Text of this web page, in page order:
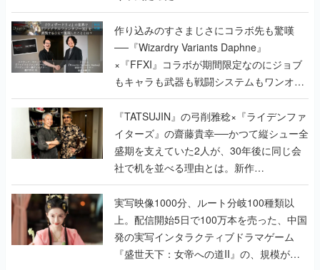
作り込みのすさまじさにコラボ先も驚嘆
──『Wizardry Variants Daphne』
×『FFXI』コラボが期間限定なのにジョブ
もキャラも武器も戦闘システムもワンオフ
で作り込まれた理由を両ディレクターに聞
く
『TATSUJIN』の弓削雅稔×『ライデンファ
イターズ』の齋藤貴幸──かつて縦シュー全
盛期を支えていた2人が、30年後に同じ会
社で机を並べる理由とは。新作
『TATSUJIN EXTREME』で初タッグを組
んだレジェンド2人に訊く開発秘話
実写映像1000分、ルート分岐100種類以
上。配信開始5日で100万本を売った、中国
発の実写インタラクティブドラマゲーム
『盛世天下：女帝への道II』の、規模が違